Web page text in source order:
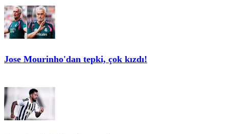
Jose Mourinho'dan tepki, çok kızdı!